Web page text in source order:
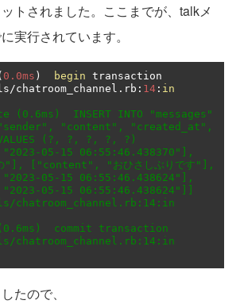
トされました。ここまでが、talkメ
実行されています。
0.0ms ) begin transaction
/chatroom_channel . rb : 14 : in
"content", "created_at",
(?, ?, ?, ?, ?)
05-15 06:55:46.438370"],
"], ["content", "おひさしぶりです"],
05-15 06:55:46.438624"],
05-15 06:55:46.438624"]]
たので、